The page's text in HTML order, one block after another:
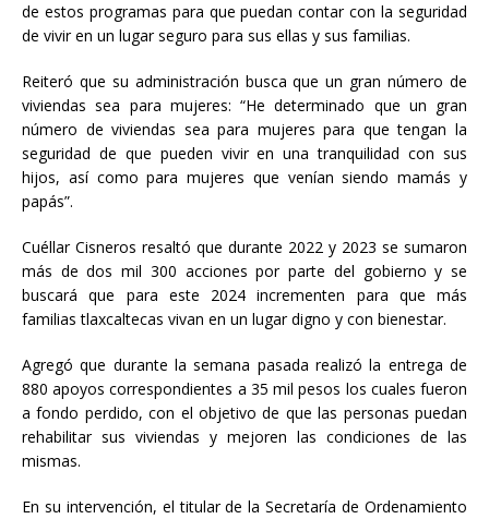
de estos programas para que puedan contar con la seguridad
de vivir en un lugar seguro para sus ellas y sus familias.
Reiteró que su administración busca que un gran número de
viviendas sea para mujeres: “He determinado que un gran
número de viviendas sea para mujeres para que tengan la
seguridad de que pueden vivir en una tranquilidad con sus
hijos, así como para mujeres que venían siendo mamás y
papás”.
Cuéllar Cisneros resaltó que durante 2022 y 2023 se sumaron
más de dos mil 300 acciones por parte del gobierno y se
buscará que para este 2024 incrementen para que más
familias tlaxcaltecas vivan en un lugar digno y con bienestar.
Agregó que durante la semana pasada realizó la entrega de
880 apoyos correspondientes a 35 mil pesos los cuales fueron
a fondo perdido, con el objetivo de que las personas puedan
rehabilitar sus viviendas y mejoren las condiciones de las
mismas.
En su intervención, el titular de la Secretaría de Ordenamiento